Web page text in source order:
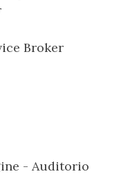
Broker
- Auditorio